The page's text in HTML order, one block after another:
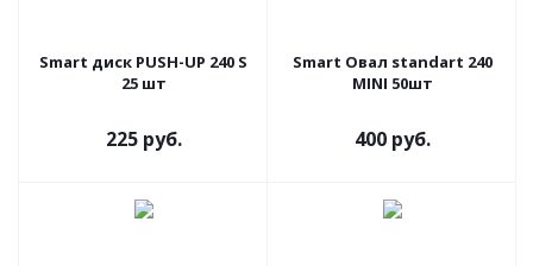
Smart диск PUSH-UP 240 S
25 шт
225 руб.
Smart Овал standart 240
MINI 50шт
400 руб.